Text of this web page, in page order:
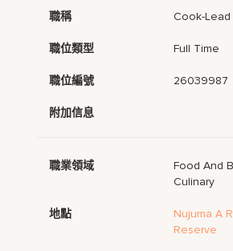
職稱 Cook-Lead
職位類型 Full Time
職位編號 26039987
附加信息
職業領域
Food And
Culinary
地點
Nujuma A
Reserve